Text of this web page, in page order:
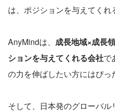
は、ポジションを与えてくれ
AnyMindは、 成長地域×成長
ションを与えてくれる会社で
の力を伸ばしたい方にはぴっ
そして、日本発のグローバ